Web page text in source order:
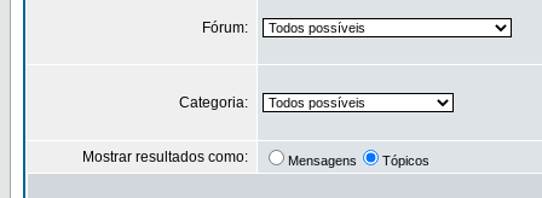
Fórum:
Categoria:
Mostrar resultados como: Mensagens Tópicos